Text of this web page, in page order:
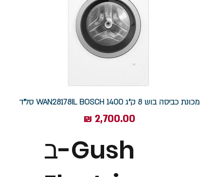
מכונת כביסה בוש 8 ק"ג WAN28178IL BOSCH 1400 סל"ד
מחיר
ב-Gush